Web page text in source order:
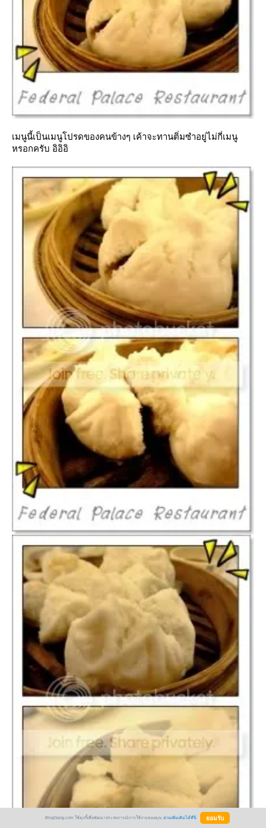
เมนูนี้เป็นเมนูโปรดของคนข้างๆ เค้าจะทานติ่มซำอยู่ไม่กี่เมนู
หรอกครับ อิอิอิ
BlogGang.com ใช้คุกกี้เพื่อพัฒนาประสบการณ์การใช้งานของคุณ อ่านเพิ่มเติมได้ที่นี่